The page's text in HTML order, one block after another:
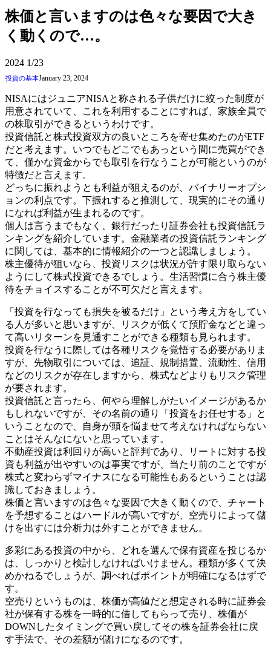
株価と言いますのは色々な要因で大き
く動くので…。
2024 1/23
投資の基本January 23, 2024
NISAにはジュニアNISAと称される子供だけに絞った制度が
用意されていて、これを利用することにすれば、家族全員で
の株取引ができるというわけです。
投資信託と株式投資双方の良いところを寄せ集めたのがETF
だと考えます。いつでもどこでもあっという間に売買ができ
て、僅かな資金からでも取引を行なうことが可能というのが
特徴だと言えます。
どっちに振れようとも利益が狙えるのが、バイナリーオプシ
ョンの利点です。下振れすると推測して、現実的にその通り
になれば利益が生まれるのです。
個人は言うまでもなく、銀行だったり証券会社も投資信託ラ
ンキングを紹介しています。金融業者の投資信託ランキング
に関しては、基本的に情報紹介の一つと認識しましょう。
株主優待が狙いなら、投資リスクは状況が許す限り取らない
ようにして株式投資できるでしょう。生活習慣に合う株主優
待をチョイスすることが不可欠だと言えます。
「投資を行なっても損失を被るだけ」という考え方をしてい
る人が多いと思いますが、リスクが低くて預貯金などと違っ
て高いリターンを見通すことができる種類も見られます。
投資を行なうに際しては各種リスクを覚悟する必要がありま
すが、先物取引については、追証、規制措置、流動性、信用
などのリスクが存在しますから、株式などよりもリスク管理
が要されます。
投資信託と言ったら、何やら理解しがたいイメージがあるか
もしれないですが、その名前の通り「投資をお任せする」と
いうことなので、自身が頭を悩ませて考えなければならない
ことはそんなにないと思っています。
不動産投資は利回りが高いと評判であり、リートに対する投
資も利益が出やすいのは事実ですが、当たり前のことですが
株式と変わらずマイナスになる可能性もあるということは認
識しておきましょう。
株価と言いますのは色々な要因で大きく動くので、チャート
を予想することはハードルが高いですが、空売りによって儲
けを出すには分析力は外すことができません。
多彩にある投資の中から、どれを選んで保有資産を投じるか
は、しっかりと検討しなければいけません。種類が多くて決
めかねるでしょうが、調べればポイントが明確になるはずで
す。
空売りというものは、株価が高値だと想定される時に証券会
社が保有する株を一時的に借してもらって売り、株価が
DOWNしたタイミングで買い戻してその株を証券会社に戻
す手法で、その差額が儲けになるのです。